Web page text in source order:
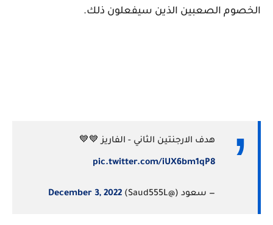
الخصوم الصعبين الذين سيفعلون ذلك.
هدف الارجنتين الثاني - الفاريز 💙💙
pic.twitter.com/iUX6bm1qP8
— سعود (@Saud555L) December 3, 2022